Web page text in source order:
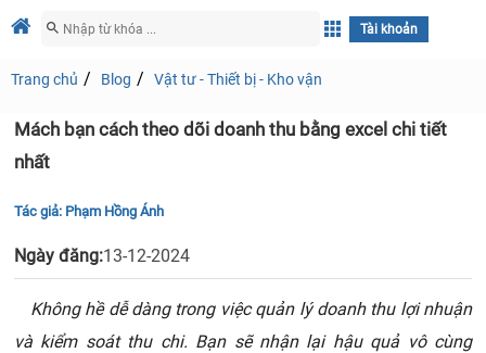
Tài khoản
Trang chủ Blog Vật tư - Thiết bị - Kho vận
Mách bạn cách theo dõi doanh thu bằng excel chi tiết
nhất
Tác giả: Phạm Hồng Ánh
Ngày đăng:13-12-2024
Không hề dễ dàng trong việc quản lý doanh thu lợi nhuận
và kiểm soát thu chi. Bạn sẽ nhận lại hậu quả vô cùng